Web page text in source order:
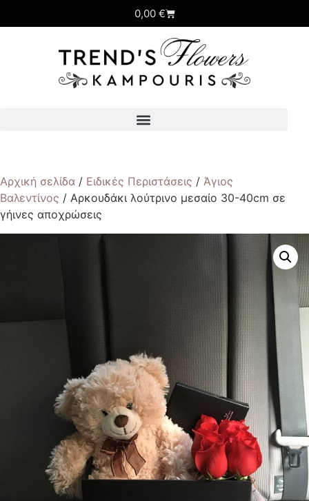
0,00 €
Αρχική σελίδα / Ειδικές Περιστάσεις / Άγιος
Βαλεντίνος / Αρκουδάκι λούτρινο μεσαίο 30-40cm σε
γήινες αποχρώσεις